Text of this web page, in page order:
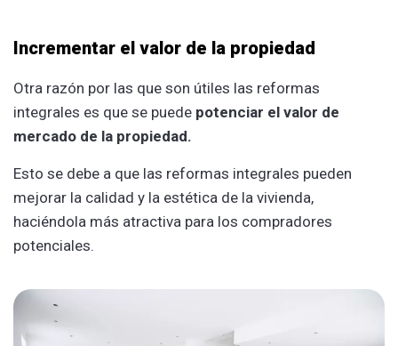
Incrementar el valor de la propiedad
Otra razón por las que son útiles las reformas
integrales es que se puede potenciar el valor de
mercado de la propiedad.
Esto se debe a que las reformas integrales pueden
mejorar la calidad y la estética de la vivienda,
haciéndola más atractiva para los compradores
potenciales.